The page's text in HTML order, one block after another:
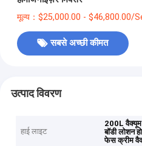
मूल्य：$25,000.00 - $46,800.00/
सबसे अच्छी कीमत
उत्पाद विवरण
हाई लाइट
200L वैक्यूम
बॉडी लोशन
फेस क्रीम